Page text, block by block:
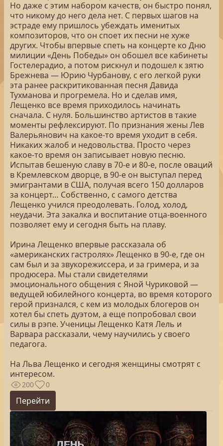
Но даже с этим набором качеств, он быстро понял,
что никому до него дела нет. С первых шагов на
эстраде ему пришлось убеждать именитых
композиторов, что он споет их песни не хуже
других. Чтобы впервые спеть на концерте ко Дню
милиции «День Победы» он обошел все кабинеты
Гостелерадио, а потом рискнул и подошел к зятю
Брежнева — Юрию Чурбанову, с его легкой руки
эта ранее раскритикованная песня Давида
Тухманова и прогремела. Но и сделав имя,
Лещенко все время приходилось начинать
сначала. С нуля. Большинство артистов в такие
моменты рефлексируют. По признания жены Лев
Валерьянович на какое-то время уходит в себя.
Никаких жалоб и недовольства. Просто через
какое-то время он записывает новую песню.
Испытав бешеную славу в 70-е и 80-е, после оваций
в Кремлевском дворце, в 90-е он выступал перед
эмигрантами в США, получая всего 150 долларов
за концерт… Собственно, с самого детства
Лещенко учился преодолевать. Голод, холод,
неудачи. Эта закалка и воспитание отца-военного
позволяет ему и сегодня быть на плаву.
Ирина Лещенко впервые рассказала об
«американских гастролях» Лещенко в 90-е, где он
сам был и за звукорежиссера, и за гримера, и за
продюсера. Мы стали свидетелями
эмоционального общения с Яной Чуриковой —
ведущей юбилейного концерта, во время которого
герой признался, с кем из молодых блогеров он
хотел бы спеть дуэтом, а еще попробовал свои
силы в рэпе. Ученицы Лещенко Катя Лель и
Варвара рассказали, чему научились у своего
педагога.
На Льва Лещенко и сегодня женщины смотрят с
интересом.
200 0
Перейти